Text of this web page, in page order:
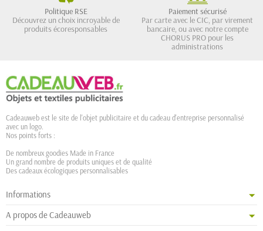
Politique RSE
Découvrez un choix incroyable de
produits écoresponsables
Paiement sécurisé
Par carte avec le CIC, par virement
bancaire, ou avec notre compte
CHORUS PRO pour les
administrations
Cadeauweb est le site de l'objet publicitaire et du cadeau d'entreprise personnalisé
avec un logo.
Nos points forts :
De nombreux goodies Made in France
Un grand nombre de produits uniques et de qualité
Des cadeaux écologiques personnalisables
Informations
A propos de Cadeauweb